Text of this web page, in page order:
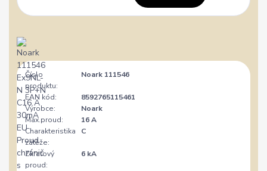
Číslo
produktu:
Noark 111546
EAN kód:
8592765115461
Výrobce:
Noark
Max.proud:
16 A
Charakteristika
zátěže:
C
Zkratový
proud:
6 kA